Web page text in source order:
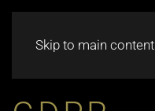
Skip to main content